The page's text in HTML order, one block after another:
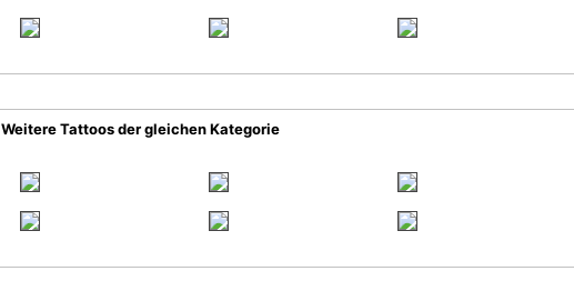
Weitere Tattoos der gleichen Kategorie